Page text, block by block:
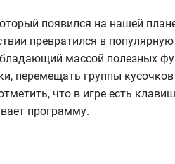
появился на нашей
превратился в
массой полезных
перемещать группы
что в игре есть
программу.